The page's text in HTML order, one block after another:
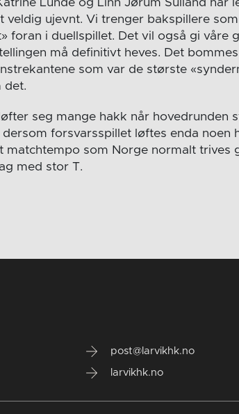
veldig ujevnt. Vi trenger bakspillere
foran i duellspillet. Det vil også gi våre
må definitivt heves. Det
som var de største
det.
seg mange hakk når hovedrunden
forsvarsspillet løftes enda noen
matchtempo som Norge normalt trives
med stor T.
post@larvikhk.no
larvikhk.no